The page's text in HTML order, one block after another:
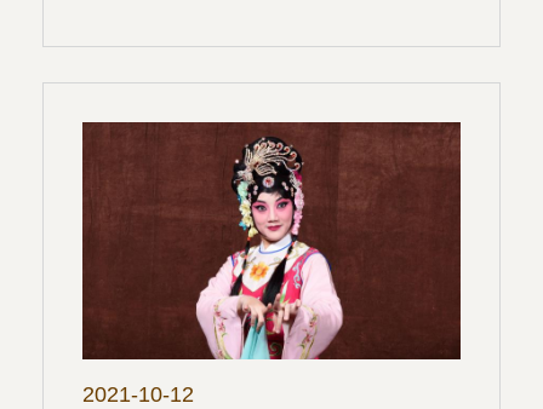
2021-10-12